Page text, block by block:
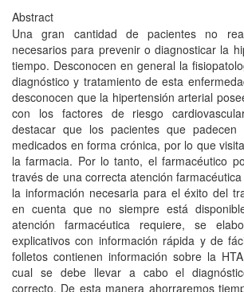
Abstract
Una gran cantidad de pacientes no
necesarios para prevenir o diagnosticar la
tiempo. Desconocen en general la
diagnóstico y tratamiento de esta
desconocen que la hipertensión arterial
con los factores de riesgo
destacar que los pacientes que padecen
medicados en forma crónica, por lo que
la farmacia. Por lo tanto, el farmacéutico
través de una correcta atención
la información necesaria para el éxito del
en cuenta que no siempre está
atención farmacéutica requiere, se
explicativos con información rápida y de
folletos contienen información sobre la
cual se debe llevar a cabo el
correcto. De esta manera ahorraremos